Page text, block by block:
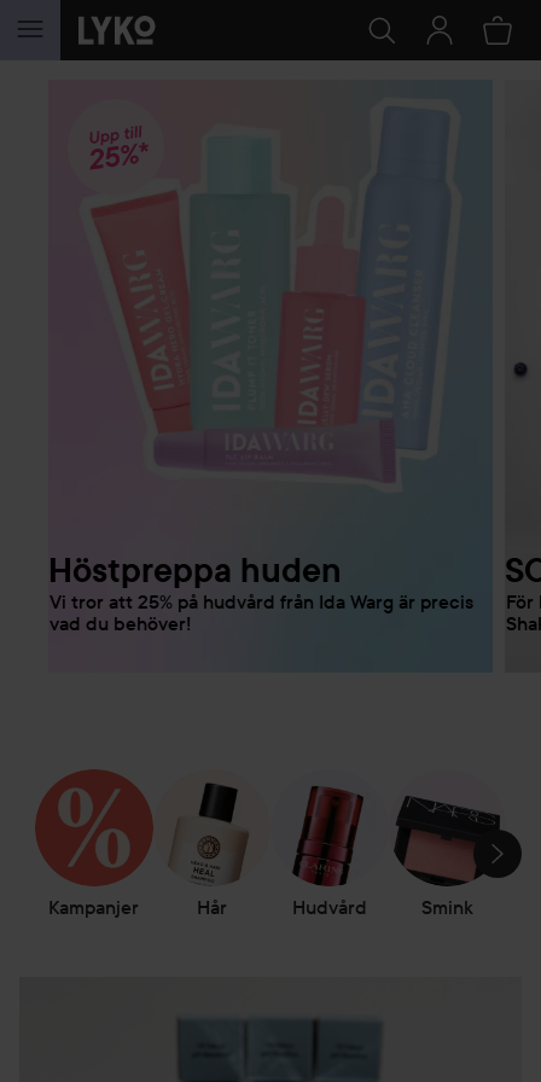
HOPPA TILL INNEHÅLLET
Höstpreppa huden
Vi tror att 25% på hudvård från Ida Warg är precis
vad du behöver!
För
HOPPA ÖVER SEKTIONEN
Kampanjer Hår Hudvård Smink